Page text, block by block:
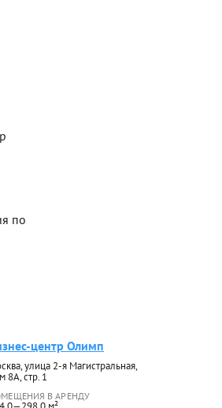
по
центр Олимп
улица 2-я Магистральная,
8А, стр. 1
В АРЕНДУ